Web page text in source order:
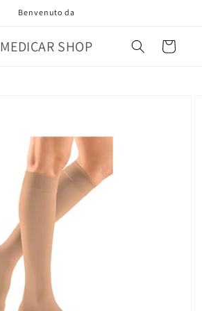
Benvenuto da
MEDICAR SHOP Carrello